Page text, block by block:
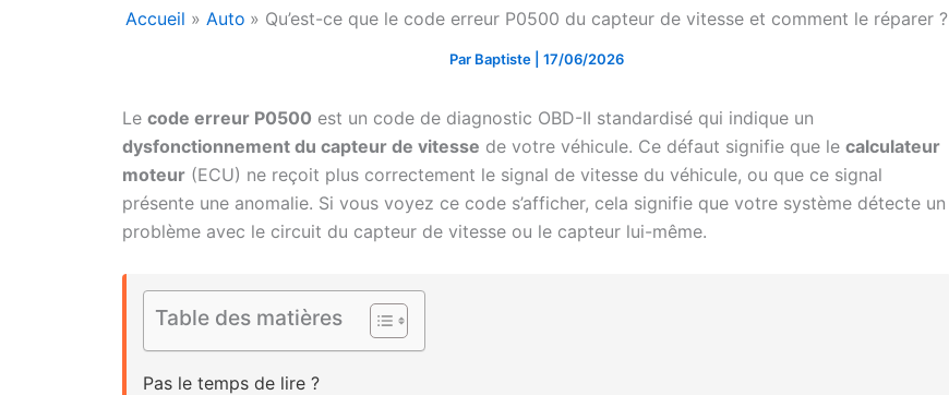
Accueil Auto Qu’est-ce que le code erreur P0500 du capteur de vitesse et comment le réparer ?
Par Baptiste 17/06/2026
Le code erreur P0500 est un code de diagnostic OBD-II standardisé qui indique un
dysfonctionnement du capteur de vitesse de votre véhicule. Ce défaut signifie que le calculateur
moteur (ECU) ne reçoit plus correctement le signal de vitesse du véhicule, ou que ce signal
présente une anomalie. Si vous voyez ce code s’afficher, cela signifie que votre système détecte un
problème avec le circuit du capteur de vitesse ou le capteur lui-même.
Table des matières
Pas le temps de lire ?